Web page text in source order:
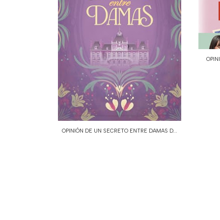
OPINIÓN DE UN SECRETO ENTRE DAMAS D...